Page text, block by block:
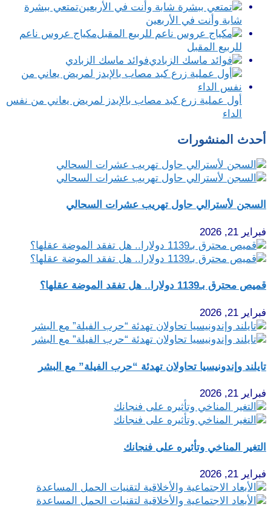
تمتعي ببشرة
شابة وأنت في الأربعين
مكياج عروس ناعم
للربيع المقبل
فوائد ماسك الزبادي
أول عملية زرع كبد مصاب بالإيدز لمريض يعاني من نفس
الداء
أحدث المنشورات
السجن لأسترالي حاول تهريب عشرات السحالي
فبراير 21, 2026
قميص محترق بـ1139 دولارا.. هل تفقد الموضة عقلها؟
فبراير 21, 2026
تايلند وإندونيسيا تحاولان تهدئة “حرب الفيلة” مع البشر
فبراير 21, 2026
التغير المناخي وتأثيره على فنجانك
فبراير 21, 2026